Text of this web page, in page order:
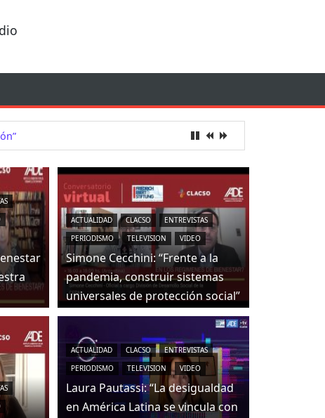
ACTUALIDAD CLACSO
ENTREVISTAS
PERIODISMO
TELEVISION VIDEO
Simone Cecchini: “Frente a la
pandemia, construir sistemas
universales de protección social”
ACTUALIDAD CLACSO
ENTREVISTAS
PERIODISMO
TELEVISION VIDEO
Laura Pautassi: “La desigualdad
en América Latina se vincula con